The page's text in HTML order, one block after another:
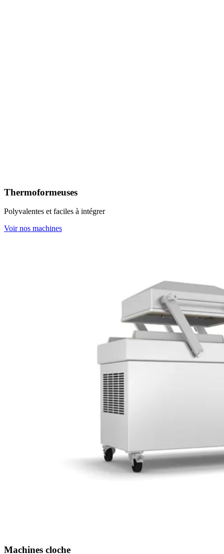
Thermoformeuses
Polyvalentes et faciles à intégrer
Voir nos machines
Machines cloche